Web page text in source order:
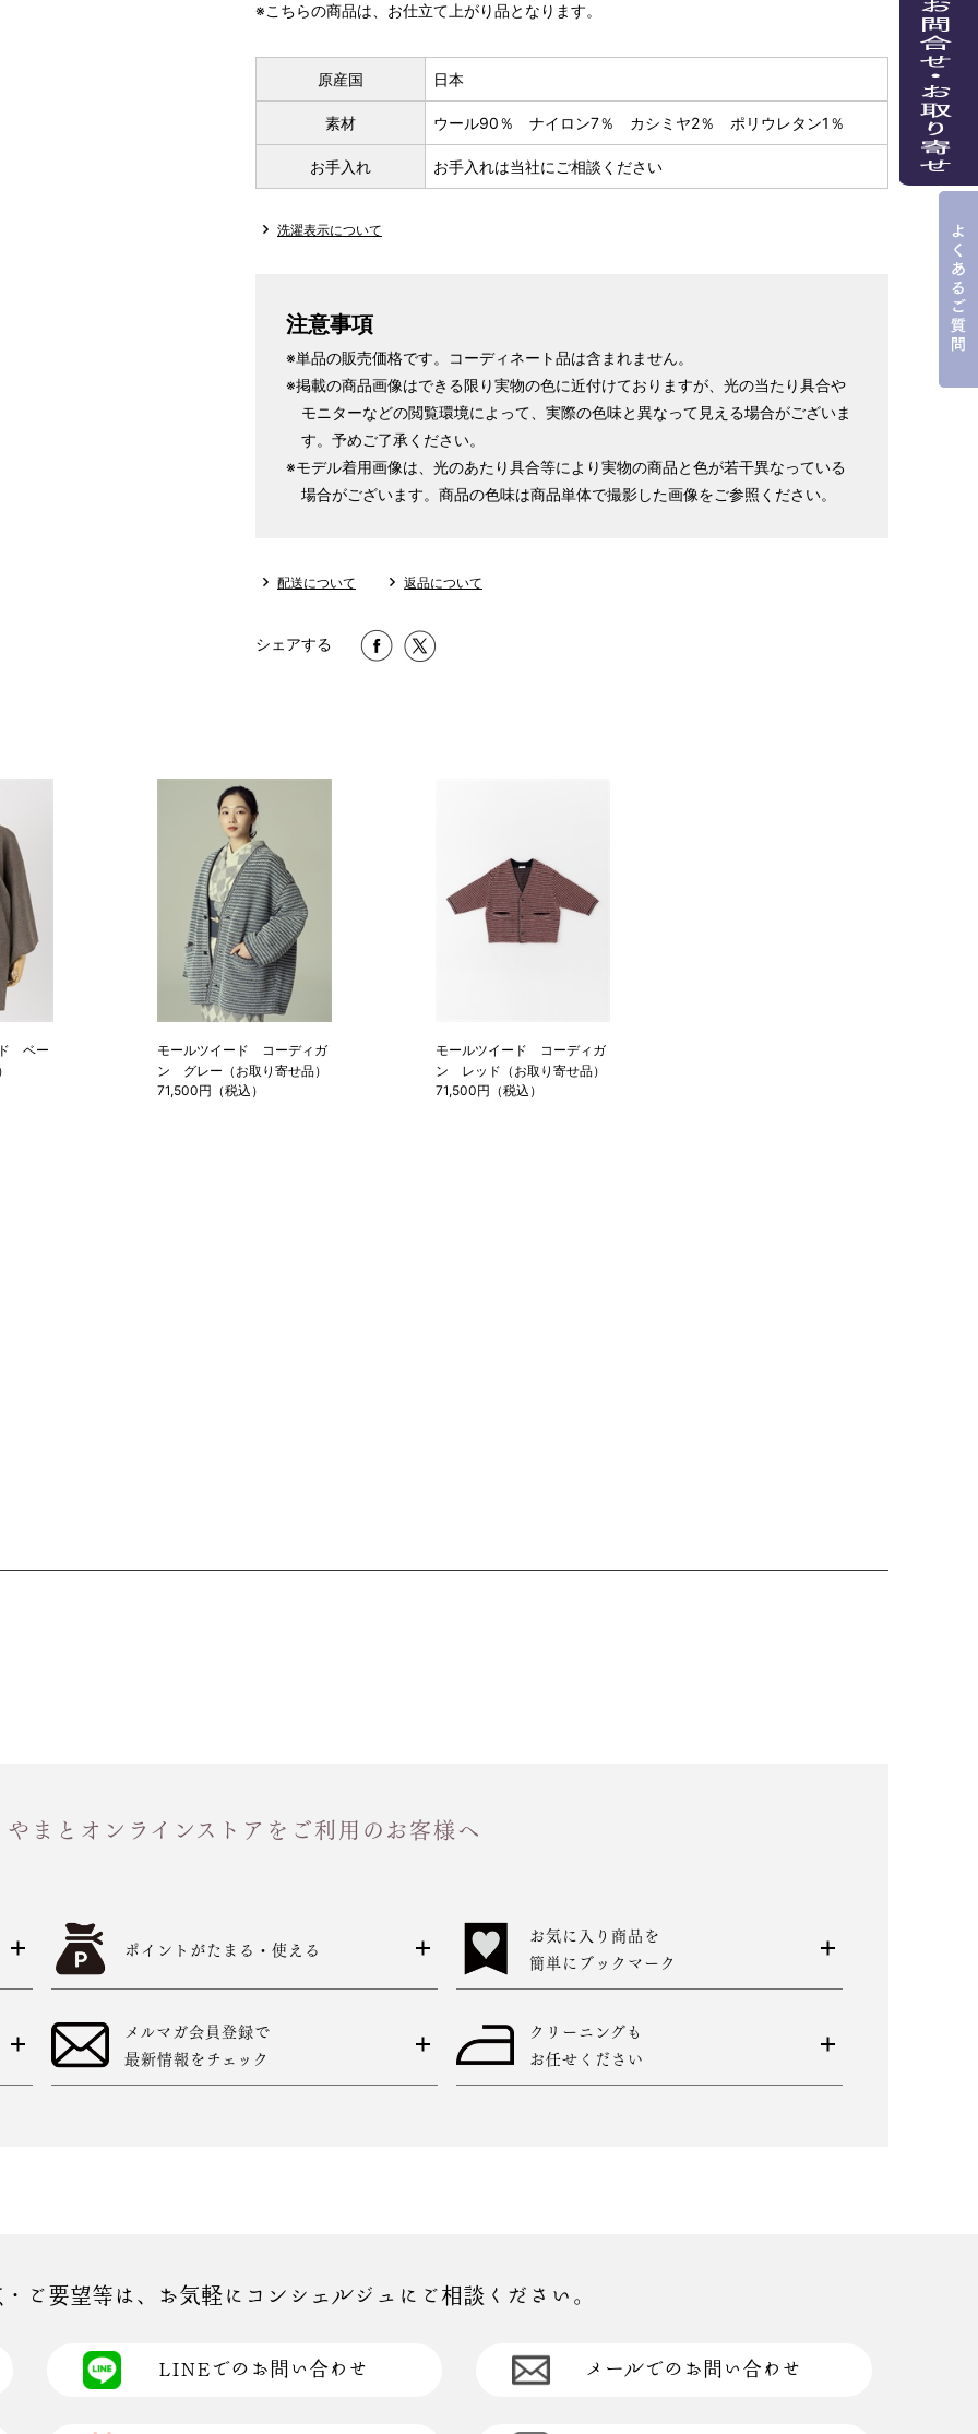
※こちらの商品は、お仕立て上がり品となります。
原産国 日本
素材 ウール90％ ナイロン7％ カシミヤ2％ ポリウレタン1％
お手入れ お手入れは当社にご相談ください
洗濯表示について
注意事項
※単品の販売価格です。コーディネート品は含まれません。
※掲載の商品画像はできる限り実物の色に近付けておりますが、光の当たり具合や
モニターなどの閲覧環境によって、実際の色味と異なって見える場合がございま
す。予めご了承ください。
※モデル着用画像は、光のあたり具合等により実物の商品と色が若干異なっている
場合がございます。商品の色味は商品単体で撮影した画像をご参照ください。
配送について 返品について
シェアする
ベー
モールツイード コーディガ
ン グレー（お取り寄せ品）
71,500円（税込）
モールツイード コーディガ
ン レッド（お取り寄せ品）
71,500円（税込）
やまとオンラインストアをご利用のお客様へ
ポイントがたまる・使える
お気に入り商品を
簡単にブックマーク
メルマガ会員登録で
最新情報をチェック
クリーニングも
お任せください
ご要望等は、お気軽にコンシェルジュにご相談ください。
LINEでのお問い合わせ メールでのお問い合わせ